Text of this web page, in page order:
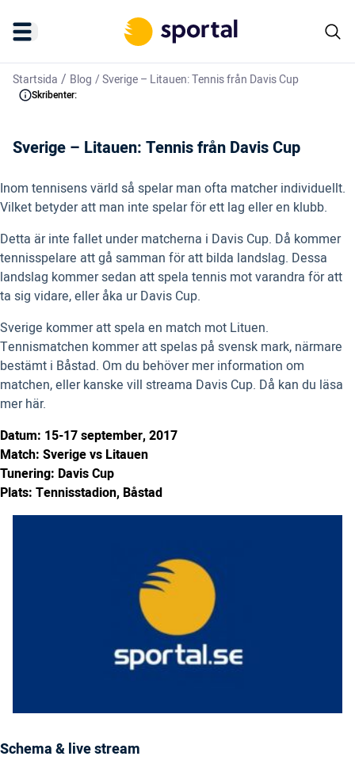
Startsida / Blog /Sverige – Litauen: Tennis från Davis Cup
Skribenter:
Sverige – Litauen: Tennis från Davis Cup
Inom tennisens värld så spelar man ofta matcher individuellt.
Vilket betyder att man inte spelar för ett lag eller en klubb.
Detta är inte fallet under matcherna i Davis Cup. Då kommer
tennisspelare att gå samman för att bilda landslag. Dessa
landslag kommer sedan att spela tennis mot varandra för att
ta sig vidare, eller åka ur Davis Cup.
Sverige kommer att spela en match mot Lituen.
Tennismatchen kommer att spelas på svensk mark, närmare
bestämt i Båstad. Om du behöver mer information om
matchen, eller kanske vill streama Davis Cup. Då kan du läsa
mer här.
Datum: 15-17 september, 2017
Match: Sverige vs Litauen
Tunering: Davis Cup
Plats: Tennisstadion, Båstad
Schema & live stream